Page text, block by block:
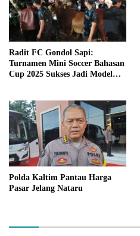
Radit FC Gondol Sapi:
Turnamen Mini Soccer Bahasan
Cup 2025 Sukses Jadi Model
Polda Kaltim Pantau Harga
Pasar Jelang Nataru